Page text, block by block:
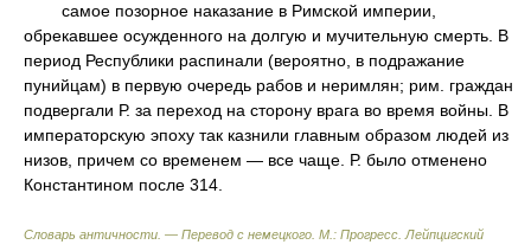
самое позорное наказание в Римской империи,
обрекавшее осужденного на долгую и мучительную смерть. В
период Республики распинали (вероятно, в подражание
пунийцам) в первую очередь рабов и неримлян; рим. граждан
подвергали Р. за переход на сторону врага во время войны. В
императорскую эпоху так казнили главным образом людей из
низов, причем со временем — все чаще. Р. было отменено
Константином после 314.
Словарь античности. — Перевод с немецкого. М.: Прогресс Лейпцигский